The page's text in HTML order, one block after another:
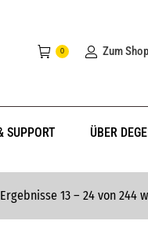
0 Zum
SUPPORT ÜBER
Ergebnisse 13 – 24 von 244